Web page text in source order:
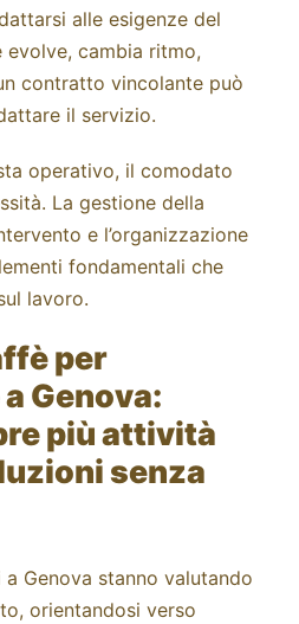
alle esigenze del
evolve, cambia ritmo,
contratto vincolante può
il servizio.
operativo, il comodato
La gestione della
e l’organizzazione
fondamentali che
lavoro.
per
Genova:
più attività
senza
Genova stanno valutando
orientandosi verso